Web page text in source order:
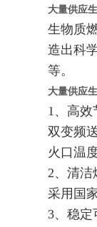
大量供应
生物质
造出科
等。
大量供应
1、高效
双变频
火口温
2、清洁
采用国
3、稳定